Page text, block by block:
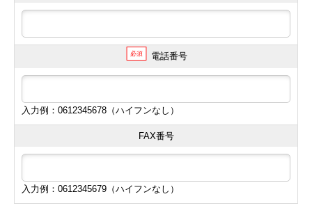
必須 電話番号
入力例：0612345678（ハイフンなし）
FAX番号
入力例：0612345679（ハイフンなし）